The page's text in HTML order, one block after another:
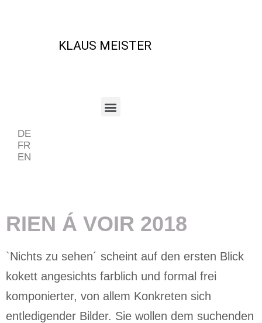
KLAUS MEISTER
DE
FR
EN
RIEN Á VOIR 2018
`Nichts zu sehen´ scheint auf den ersten Blick
kokett angesichts farblich und formal frei
komponierter, von allem Konkreten sich
entledigender Bilder. Sie wollen dem suchenden